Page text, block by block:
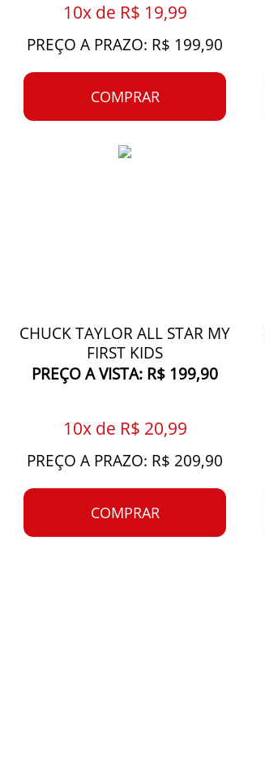
10x de R$ 19,99
PREÇO A PRAZO: R$ 199,90
COMPRAR
CHUCK TAYLOR ALL STAR MY
FIRST KIDS
PREÇO A VISTA: R$ 199,90
10x de R$ 20,99
PREÇO A PRAZO: R$ 209,90
COMPRAR